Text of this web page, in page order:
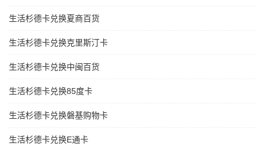
生活杉德卡兑换夏商百货
生活杉德卡兑换克里斯汀卡
生活杉德卡兑换中闽百货
生活杉德卡兑换85度卡
生活杉德卡兑换磐基购物卡
生活杉德卡兑换E通卡